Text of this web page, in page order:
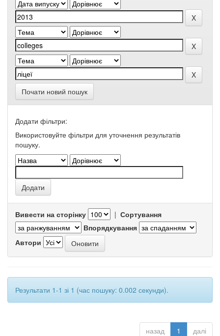
Почати новий пошук
Додати фільтри:
Використовуйте фільтри для уточнення результатів
пошуку.
Вивести на сторінку | Сортування
Впорядкування
Автори
Результати 1-1 зі 1 (час пошуку: 0.002 секунди).
назад 1 далі